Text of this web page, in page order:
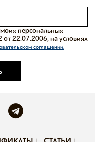
персональных
22.07.2006, на условиях
соглашении.